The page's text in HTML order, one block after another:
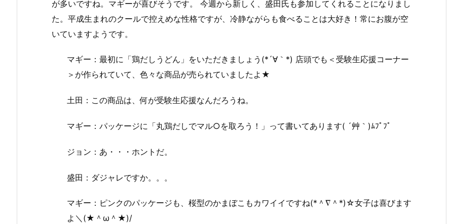
が多いですね。マギーが喜びそうです。 今週から新しく、盛田氏も参加してくれることになりまし
た。平成生まれのクールで控えめな性格ですが、冷静ながらも食べることは大好き！常にお腹が空
いていますようです。
マギー：最初に「鶏だしうどん」をいただきましょう(*´∀｀*) 店頭でも＜受験生応援コーナー
＞が作られていて、色々な商品が売られていましたよ★
土田：この商品は、何が受験生応援なんだろうね。
マギー：パッケージに「丸鶏だしでマル○を取ろう！」って書いてあります( ´艸｀)ﾑﾌﾟﾌﾟ
ジョン：あ・・・ホントだ。
盛田：ダジャレですか。。。
マギー：ピンクのパッケージも、桜型のかまぼこもカワイイですね(*＾∇＾*)☆女子は喜びます
よ＼(★＾ω＾★)/